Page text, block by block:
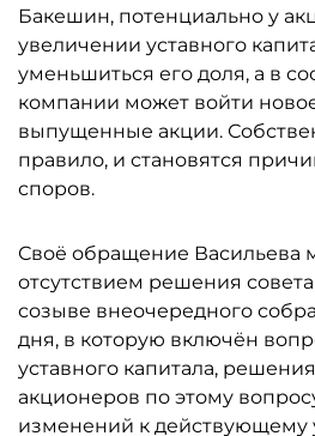
Бакешин, потенциально у
увеличении уставного
уменьшиться его доля, а в
компании может войти
выпущенные акции.
правило, и становятся
споров.
Своё обращение Васильева
отсутствием решения
созыве внеочередного
дня, в которую включён
уставного капитала,
акционеров по этому
изменений к действующему